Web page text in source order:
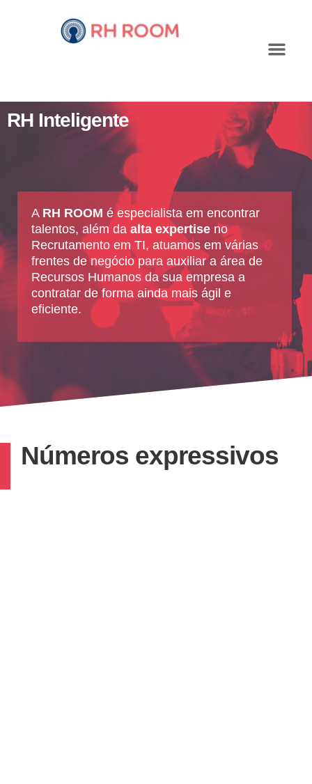
RH Inteligente
A RH ROOM é especialista em encontrar
talentos, além da alta expertise no
Recrutamento em TI, atuamos em várias
frentes de negócio para auxiliar a área de
Recursos Humanos da sua empresa a
contratar de forma ainda mais ágil e
eficiente.
Números expressivos